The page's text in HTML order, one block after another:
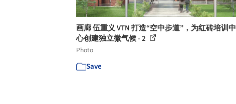
画廊 伍重义 VTN 打造“空中步道”，为红砖培训中
心创建独立微气候 - 2
Photo
Save